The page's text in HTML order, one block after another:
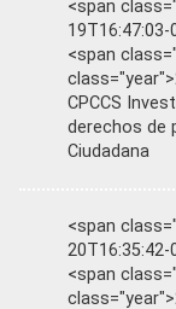
<span
<span
CPCCS
derechos de
Ciudadana
<span
<span